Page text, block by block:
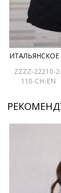
ZZZZ-22210-2-
110-CH-EN